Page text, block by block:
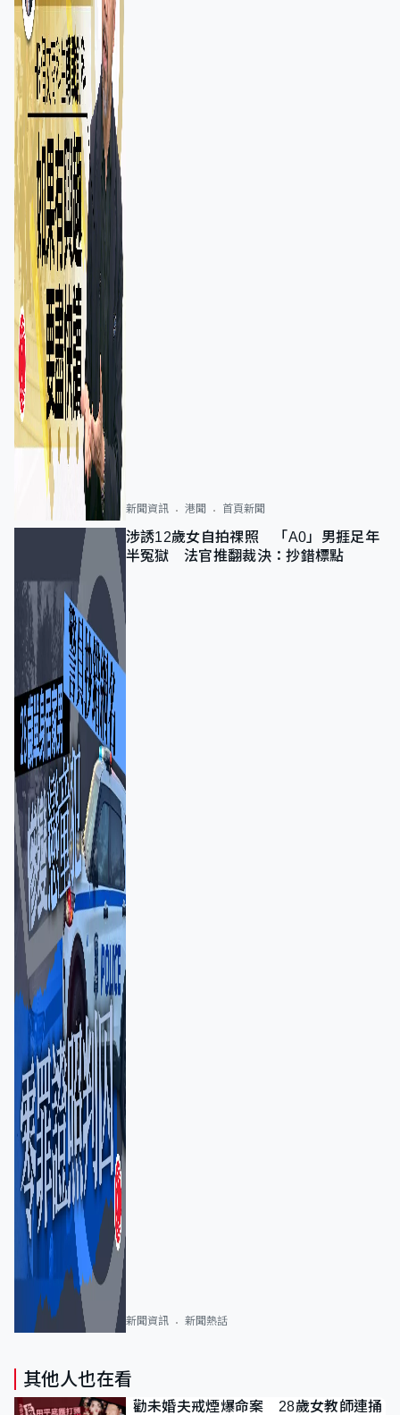
新聞資訊 港聞 首頁新聞
涉誘12歲女自拍祼照 「A0」男捱足年
半冤獄 法官推翻裁決：抄錯標點
新聞資訊 新聞熱話
其他人也在看
勸未婚夫戒煙爆命案 28歲女教師連捅